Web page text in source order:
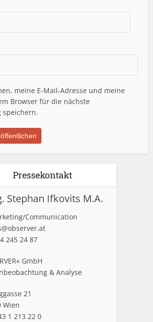
meine E-Mail-Adresse und meine
Browser für die nächste
speichern.
Pressekontakt
Stephan Ifkovits M.A.
Communication
245 24 87
GmbH
& Analyse
21
Wien
1 213 22 0